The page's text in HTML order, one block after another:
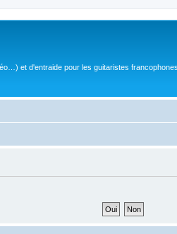
et d'entraide pour les guitaristes